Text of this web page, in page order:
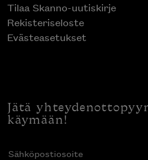
Tilaa Skanno-uutiskirje
Rekisteriseloste
Evästeasetukset
Jätä
käymään!
Sähköpostiosoite(Pakollinen)